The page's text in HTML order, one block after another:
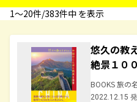
1〜20件/383件中 を表示
悠久の教
絶景１００
BOOKS 旅の
2022.12.15